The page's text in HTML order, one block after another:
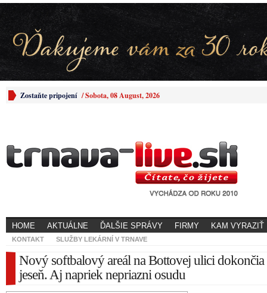
Zostaňte pripojení /Sobota, 08 August, 2026
HOME AKTUÁLNE ĎALŠIE SPRÁVY FIRMY KAM VYRAZIŤ
KONTAKT SLUŽBY LEKÁRNÍ V TRNAVE
Nový softbalový areál na Bottovej ulici dokončia
jeseň. Aj napriek nepriazni osudu